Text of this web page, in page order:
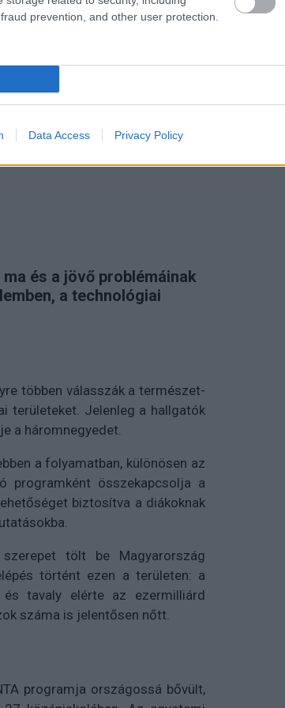
prevention, and other user protection.
Data Access Privacy Policy
és a jövő problémáinak
a technológiai
többen válasszák a természet-
területeket. Jelenleg a hallgatók
a háromnegyedet.
a folyamatban, különösen az
programként összekapcsolja a
biztosítva a diákoknak
tölt be Magyarország
történt ezen a területen: a
és tavaly elérte az ezermilliárd
száma is jelentősen nőtt.
programja országossá bővült,